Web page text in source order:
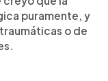
puramente, y
o de